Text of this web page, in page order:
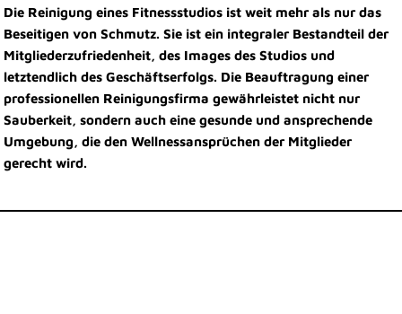
Die Reinigung eines Fitnessstudios ist weit mehr als nur das
Beseitigen von Schmutz. Sie ist ein integraler Bestandteil der
Mitgliederzufriedenheit, des Images des Studios und
letztendlich des Geschäftserfolgs. Die Beauftragung einer
professionellen Reinigungsfirma gewährleistet nicht nur
Sauberkeit, sondern auch eine gesunde und ansprechende
Umgebung, die den Wellnessansprüchen der Mitglieder
gerecht wird.